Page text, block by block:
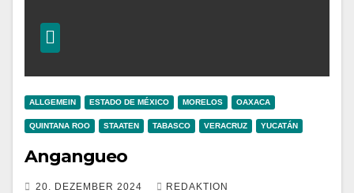
ALLGEMEIN ESTADO DE MÉXICO MORELOS OAXACA
QUINTANA ROO STAATEN TABASCO VERACRUZ YUCATÁN
Angangueo
20. DEZEMBER 2024 REDAKTION